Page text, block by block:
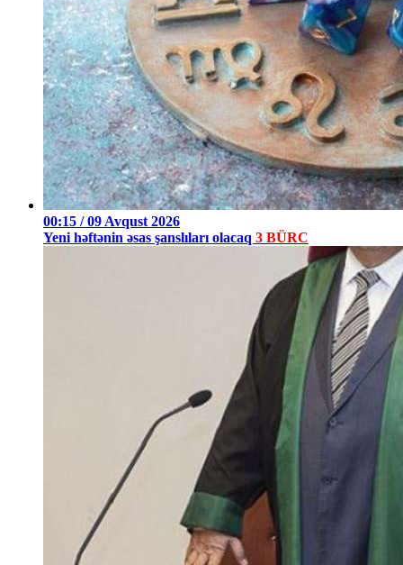
00:15 / 09 Avqust 2026
Yeni həftənin əsas şanslıları olacaq 3 BÜRC